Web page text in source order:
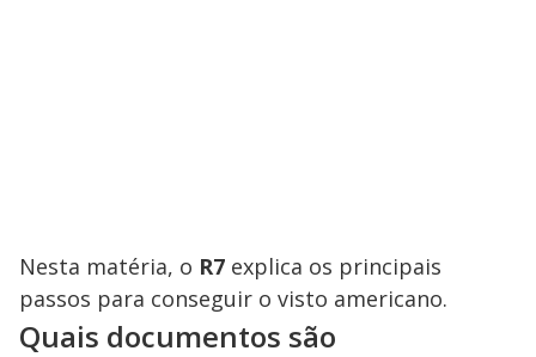
Nesta matéria, o R7 explica os principais
passos para conseguir o visto americano.
Quais documentos são